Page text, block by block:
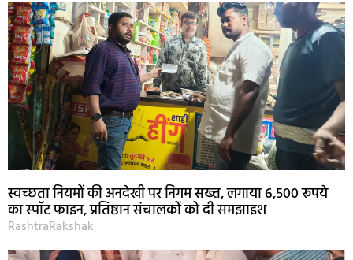
स्वच्छता नियमों की अनदेखी पर निगम सख्त, लगाया 6,500 रूपये
का स्पॉट फाइन, प्रतिष्ठान संचालकों को दी समझाइश
RashtraRakshak